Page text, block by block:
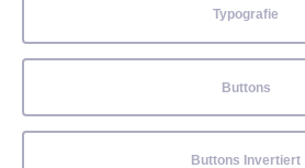
Typografie
Buttons
Buttons Invertiert